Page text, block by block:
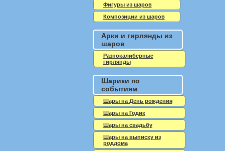
Фигуры из шаров
Композиции из шаров
Арки и гирлянды из
шаров
Разнокалиберные
гирлянды
Шарики по
событиям
Шары на День рождения
Шары на Годик
Шары на свадьбу
Шары на выписку из
роддома